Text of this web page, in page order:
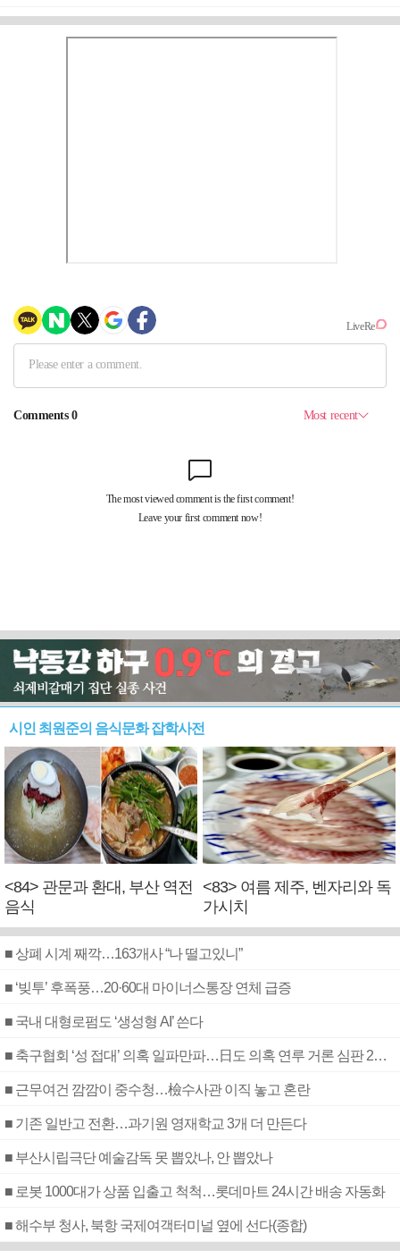
시인 최원준의 음식문화 잡학사전
<84> 관문과 환대, 부산 역전
음식
<83> 여름 제주, 벤자리와 독
가시치
■ 상폐 시계 째깍…163개사 “나 떨고있니”
■ ‘빚투’ 후폭풍…20·60대 마이너스통장 연체 급증
■ 국내 대형로펌도 ‘생성형 AI’ 쓴다
■ 축구협회 ‘성 접대’ 의혹 일파만파…日도 의혹 연루 거론 심판 2명 조사
■ 근무여건 깜깜이 중수청…檢수사관 이직 놓고 혼란
■ 기존 일반고 전환…과기원 영재학교 3개 더 만든다
■ 부산시립극단 예술감독 못 뽑았나, 안 뽑았나
■ 로봇 1000대가 상품 입출고 척척…롯데마트 24시간 배송 자동화
■ 해수부 청사, 북항 국제여객터미널 옆에 선다(종합)